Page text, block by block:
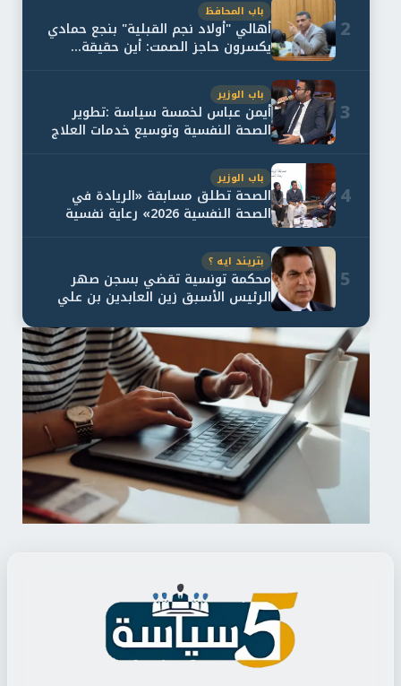
2
باب المحافظ
أهالي "أولاد نجم القبلية" بنجع حمادي
يكسرون حاجز الصمت: أين حقيقة...
3
باب الوزير
أيمن عباس لخمسة سياسة :تطوير
الصحة النفسية وتوسيع خدمات العلاج
4
باب الوزير
الصحة تطلق مسابقة «الريادة في
الصحة النفسية 2026» رعاية نفسية
5
بتريند ايه ؟
محكمة تونسية تقضي بسجن صهر
الرئيس الأسبق زين العابدين بن علي